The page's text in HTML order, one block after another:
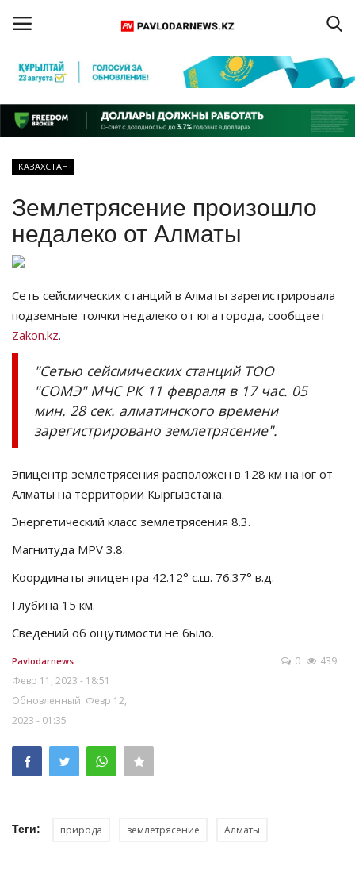
Регистрация
Главная
ПАВЛОДАРСКАЯ ОБЛАСТЬ
КАЗАХСТАН
МИР
СПЕЦПРОЕКТЫ
СПОРТ
Чек-лист
Курултай
Язык
Қазақша
КАЗАХСТАН
Землетрясение произошло
недалеко от Алматы
Сеть сейсмических станций в Алматы зарегистрировала
подземные толчки недалеко от юга города, сообщает
Zakon.kz.
"Сетью сейсмических станций ТОО
"СОМЭ" МЧС РК 11 февраля в 17 час. 05
мин. 28 сек. алматинского времени
зарегистрировано землетрясение".
Эпицентр землетрясения расположен в 128 км на юг от
Алматы на территории Кыргызстана.
Энергетический класс землетрясения 8.3.
Магнитуда MPV 3.8.
Координаты эпицентра 42.12° с.ш. 76.37° в.д.
Глубина 15 км.
Сведений об ощутимости не было.
Pavlodarnews
Февр 11, 2023 - 18:51
Обновленный: Февр 12,
2023 - 01:35
0 439
Теги: природа землетрясение Алматы